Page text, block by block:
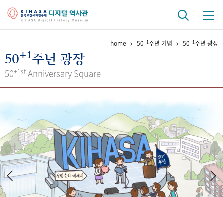
걸어온 길 기관 변천사
키워드로 보는 연구 역사
연구자들
간행물 변천사
기록물 아카이브
사진 아카이브 문서 기록물 행정박물 영상 기록물
home 50+1주년 기념 50+1주년 광장
50+1주년 광장
50+1st Anniversary Square